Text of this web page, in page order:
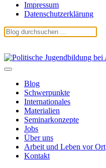
Impressum
Datenschutzerklärung
Blog
Schwerpunkte
Internationales
Materialien
Seminarkonzepte
Jobs
Über uns
Arbeit und Leben vor Ort
Kontakt